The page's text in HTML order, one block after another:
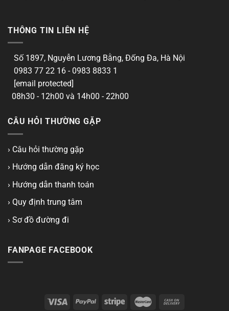
THÔNG TIN LIÊN HỆ
Số 1897, Nguyễn Lương Bằng, Đống Đa, Hà Nội
0983 77 22 16 - 0983 8833 1
[email protected]
08h30 - 12h00 và 14h00 - 22h00
CÂU HỎI THƯỜNG GẶP
› Câu hỏi thường gặp
› Hướng dẫn đăng ký học
› Hướng dẫn thanh toán
› Quy định trung tâm
› Sơ đồ đường đi
FANPAGE FACEBOOK